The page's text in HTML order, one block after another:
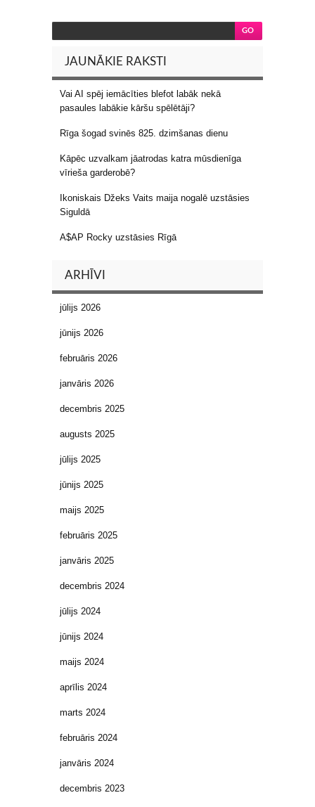
JAUNĀKIE RAKSTI
Vai AI spēj iemācīties blefot labāk nekā
pasaules labākie kāršu spēlētāji?
Rīga šogad svinēs 825. dzimšanas dienu
Kāpēc uzvalkam jāatrodas katra mūsdienīga
vīrieša garderobē?
Ikoniskais Džeks Vaits maija nogalē uzstāsies
Siguldā
A$AP Rocky uzstāsies Rīgā
ARHĪVI
jūlijs 2026
jūnijs 2026
februāris 2026
janvāris 2026
decembris 2025
augusts 2025
jūlijs 2025
jūnijs 2025
maijs 2025
februāris 2025
janvāris 2025
decembris 2024
jūlijs 2024
jūnijs 2024
maijs 2024
aprīlis 2024
marts 2024
februāris 2024
janvāris 2024
decembris 2023